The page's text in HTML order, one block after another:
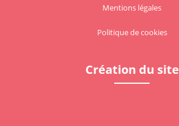
Mentions légales
Politique de cookies
Création du site